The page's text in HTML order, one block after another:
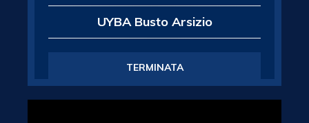
UYBA Busto Arsizio
TERMINATA